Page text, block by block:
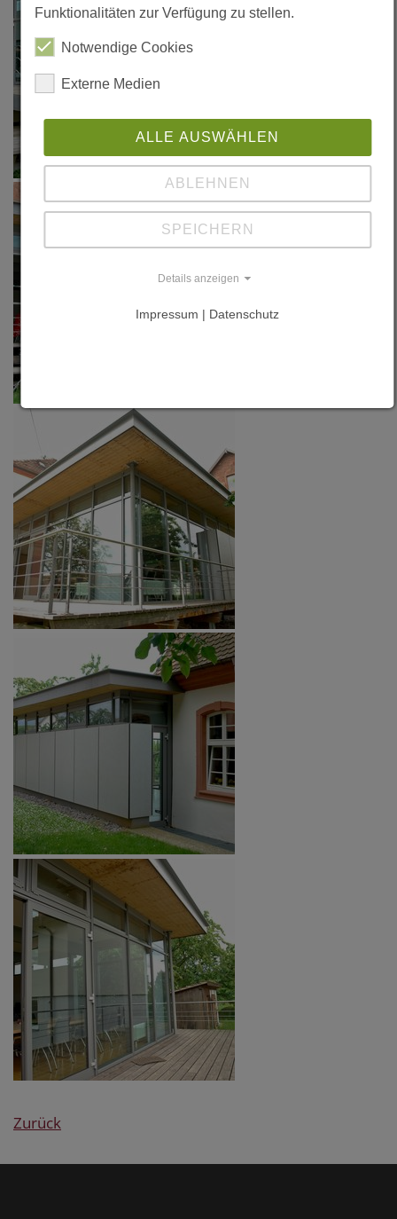
Zurück
Funktionalitäten zur Verfügung zu stellen.
Notwendige Cookies
Externe Medien
ALLE AUSWÄHLEN
ABLEHNEN
SPEICHERN
Details anzeigen
Impressum | Datenschutz